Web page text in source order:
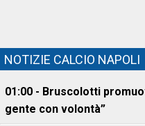
NOTIZIE CALCIO NAPOLI
01:00 - Bruscolotti
gente con volontà”